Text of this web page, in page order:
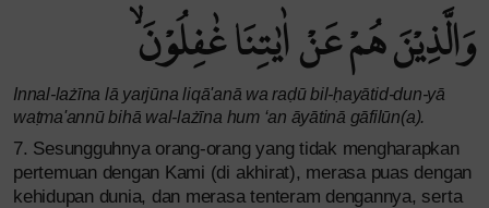
وَالَّذِيْنَ هُمْ عَنْ اٰيٰتِنَا غٰفِلُوْنَۙ
Innal-lażīna lā yarjūna liqā'anā wa raḍū bil-ḥayātid-dun-yā
waṭma'annū bihā wal-lażīna hum ‘an āyātinā gāfilūn(a).
7. Sesungguhnya orang-orang yang tidak mengharapkan
pertemuan dengan Kami (di akhirat), merasa puas dengan
kehidupan dunia, dan merasa tenteram dengannya, serta